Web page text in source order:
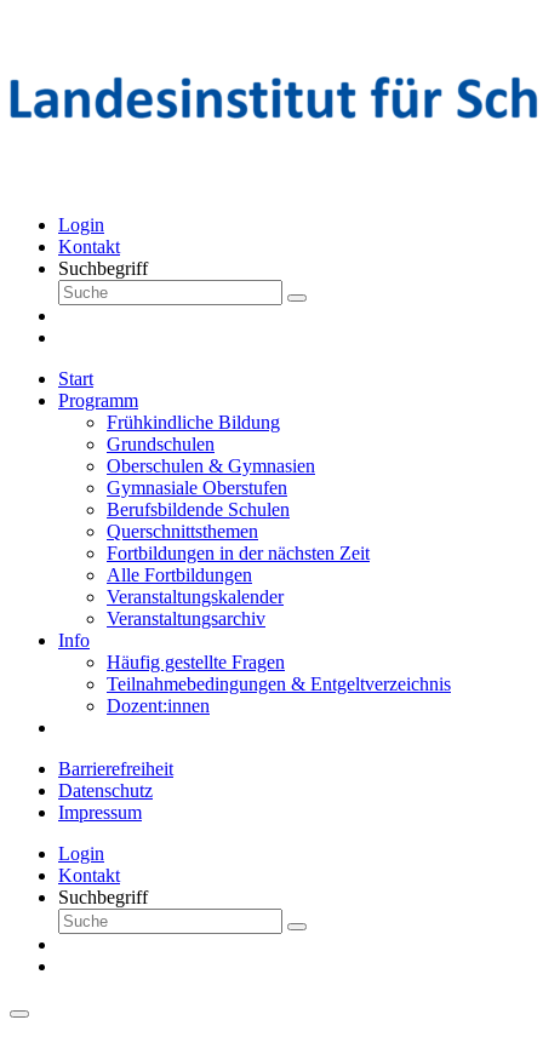
Login
Kontakt
Suchbegriff
Start
Programm
Frühkindliche Bildung
Grundschulen
Oberschulen & Gymnasien
Gymnasiale Oberstufen
Berufsbildende Schulen
Querschnittsthemen
Fortbildungen in der nächsten Zeit
Alle Fortbildungen
Veranstaltungskalender
Veranstaltungsarchiv
Info
Häufig gestellte Fragen
Teilnahmebedingungen & Entgeltverzeichnis
Dozent:innen
Barrierefreiheit
Datenschutz
Impressum
Login
Kontakt
Suchbegriff